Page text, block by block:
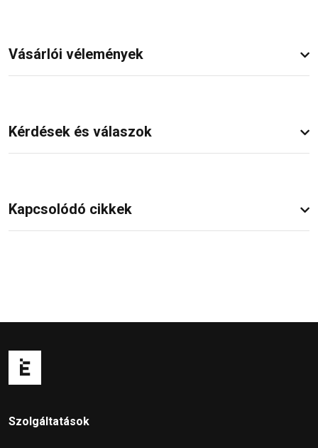
Vásárlói vélemények
Kérdések és válaszok
Kapcsolódó cikkek
Szolgáltatások